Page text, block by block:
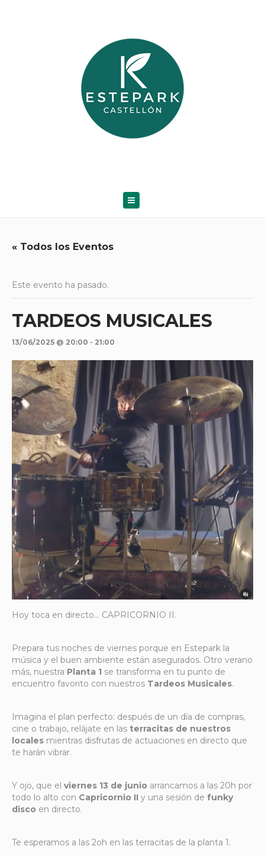
« Todos los Eventos
Este evento ha pasado.
TARDEOS MUSICALES
13/06/2025 @ 20:00 - 21:00
Hoy toca en directo… CAPRICORNIO II.
Prepara tus noches de viernes porque en Estepark la
música y el buen ambiente están asegurados. Otro verano
más, nuestra Planta 1 se transforma en tu punto de
encuentro favorito con nuestros Tardeos Musicales.
Imagina el plan perfecto: después de un día de compras,
cine o trabajo, relájate en las terracitas de nuestros
locales mientras disfrutas de actuaciones en directo que
te harán vibrar.
Y ojo, que el viernes 13 de junio arrancamos a las 20h por
todo lo alto con Capricornio II y una sesión de funky
disco en directo.
Te esperamos a las 2oh en las terracitas de la planta 1.